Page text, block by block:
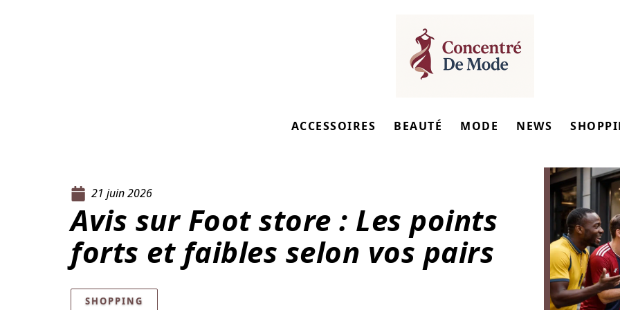
ACCESSOIRES BEAUTÉ MODE NEWS
21 juin 2026
Avis sur Foot store : Les points
forts et faibles selon vos pairs
SHOPPING